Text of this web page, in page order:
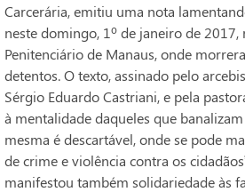
Carcerária, emitiu uma nota
neste domingo, 1º de janeiro de 2017,
Penitenciário de Manaus, onde
detentos. O texto, assinado pelo
Sérgio Eduardo Castriani, e pela
à mentalidade daqueles que
mesma é descartável, onde se pode
de crime e violência contra os
manifestou também solidariedade às